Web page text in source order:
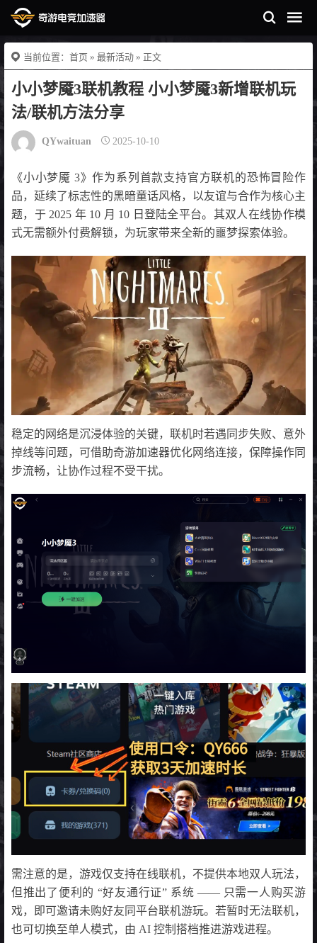
当前位置： 首页 » 最新活动 » 正文
小小梦魇3联机教程 小小梦魇3新增联机玩
法/联机方法分享
QYwaituan 2025-10-10
《小小梦魇 3》作为系列首款支持官方联机的恐怖冒险作
品，延续了标志性的黑暗童话风格，以友谊与合作为核心主
题，于 2025 年 10 月 10 日登陆全平台。其双人在线协作模
式无需额外付费解锁，为玩家带来全新的噩梦探索体验。
稳定的网络是沉浸体验的关键，联机时若遇同步失败、意外
掉线等问题，可借助奇游加速器优化网络连接，保障操作同
步流畅，让协作过程不受干扰。
需注意的是，游戏仅支持在线联机，不提供本地双人玩法，
但推出了便利的 “好友通行证” 系统 —— 只需一人购买游
戏，即可邀请未购好友同平台联机游玩。若暂时无法联机，
也可切换至单人模式，由 AI 控制搭档推进游戏进程。